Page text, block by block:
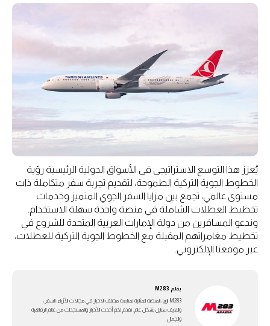
يُعزز هذا التوسع الاستراتيجي في الأسواق الدولية الرئيسية رؤية
الخطوط الجوية التركية الطموحة، لتقديم تجربة سفر متكاملة ذات
مستوى عالمي، تجمع بين مزايا السفر الجوي المتميز وخدمات
تخطيط العطلات الشاملة في منصة واحدة سهلة الاستخدام.
وندعو المسافرين من دولة الإمارات العربية المتحدة للشروع في
تخطيط مغامراتهم المقبلة مع الخطوط الجوية التركية للعطلات،
عبر موقعنا الإلكتروني.
بقلم M283
M283 ارابيا، المنصة المثالية لمتابعة مختلف الاخبار في مجالات الأزياء، السفر،
واللايف ستايل بشكل عام. تقدم لكم أحدث الأخبار والمستجدات من عالم الرفاهية
والجمال.